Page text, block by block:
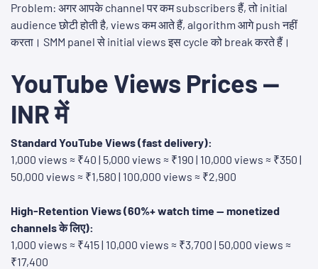
Problem: अगर आपके channel पर कम subscribers हैं, तो initial
audience छोटी होती है, views कम आते हैं, algorithm आगे push नहीं
करता। SMM panel से initial views इस cycle को break करते हैं।
YouTube Views Prices —
INR में
Standard YouTube Views (fast delivery):
1,000 views ≈ ₹40 | 5,000 views ≈ ₹190 | 10,000 views ≈ ₹350 |
50,000 views ≈ ₹1,580 | 100,000 views ≈ ₹2,900
High-Retention Views (60%+ watch time — monetized
channels के लिए):
1,000 views ≈ ₹415 | 10,000 views ≈ ₹3,700 | 50,000 views ≈
₹17,400